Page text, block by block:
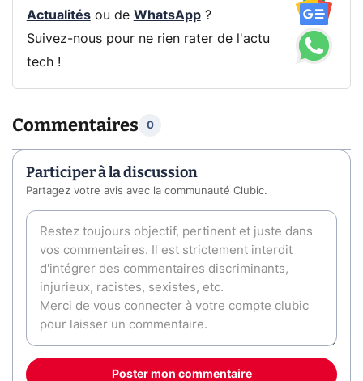
Actualitésou de WhatsApp?
Suivez-nous pour ne rien rater de l'actu
tech !
Commentaires 0
Participer à la discussion
Partagez votre avis avec la communauté Clubic.
Poster mon commentaire